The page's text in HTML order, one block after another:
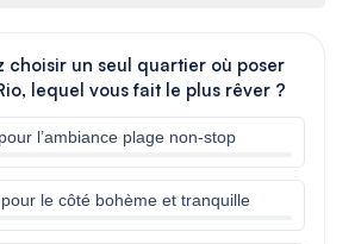
choisir un seul quartier où poser
lequel vous fait le plus rêver ?
l’ambiance plage non-stop
le côté bohème et tranquille